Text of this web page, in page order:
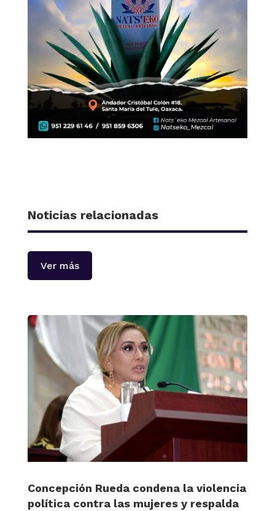
Noticias relacionadas
Ver más
Concepción Rueda condena la violencia
política contra las mujeres y respalda